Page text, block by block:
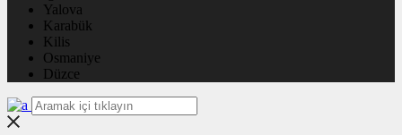
Yalova
Karabük
Kilis
Osmaniye
Düzce